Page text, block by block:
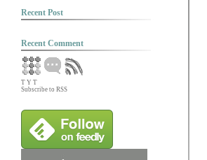
Recent Post
Recent Comment
T Y T
Subscribe to RSS